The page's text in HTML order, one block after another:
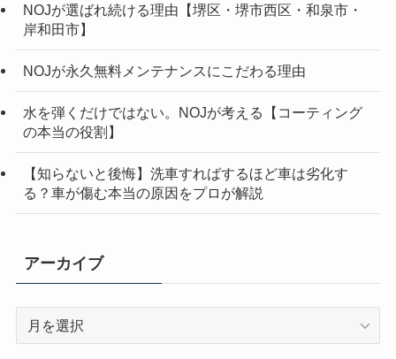
NOJが選ばれ続ける理由【堺区・堺市西区・和泉市・
岸和田市】
NOJが永久無料メンテナンスにこだわる理由
水を弾くだけではない。NOJが考える【コーティング
の本当の役割】
【知らないと後悔】洗車すればするほど車は劣化す
る？車が傷む本当の原因をプロが解説
アーカイブ